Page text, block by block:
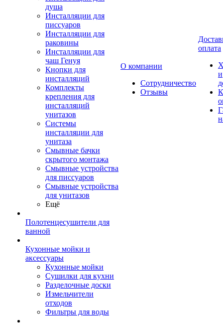
душа
Инсталляции для
писсуаров
Инсталляции для
раковины
Инсталляции для
чаш Генуя
Кнопки для
инсталляций
Комплекты
крепления для
инсталляций
унитазов
Системы
инсталляции для
унитаза
Смывные бачки
скрытого монтажа
Смывные устройства
для писсуаров
Смывные устройства
для унитазов
Ещё
Полотенцесушители для
ванной
Кухонные мойки и
аксессуары
Кухонные мойки
Сушилки для кухни
Разделочные доски
Измельчители
отходов
Фильтры для воды
О компании
Сотрудничество
Отзывы
оплата
и